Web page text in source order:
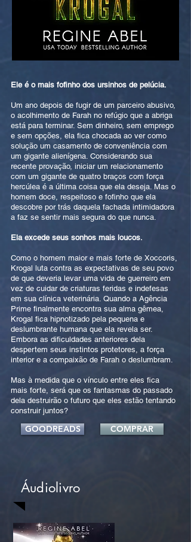
Ele é o mais fofinho dos ursinhos de pelúcia.
Um ano depois de fugir de um parceiro abusivo,
o acolhimento de Farah no refúgio que a abriga
está para terminar. Sem dinheiro, sem emprego
e sem opções, ela fica chocada ao ver como
solução um casamento de conveniência com
um gigante alienígena. Considerando sua
recente provação, iniciar um relacionamento
com um gigante de quatro braços com força
hercúlea é a última coisa que ela deseja. Mas o
homem doce, respeitoso e fofinho que ela
descobre por trás daquela fachada intimidadora
a faz se sentir mais segura do que nunca.
Ela excede seus sonhos mais loucos.
Como o homem maior e mais forte de Xoccoris,
Krogal luta contra as expectativas de seu povo
de que deveria levar uma vida de guerreiro em
vez de cuidar de criaturas feridas e indefesas
em sua clínica veterinária. Quando a Agência
Prime finalmente encontra sua alma gêmea,
Krogal fica hipnotizado pela pequena e
deslumbrante humana que ela revela ser.
Embora as dificuldades anteriores dela
despertem seus instintos protetores, a força
interior e a compaixão de Farah o deslumbram.
Mas à medida que o vínculo entre eles fica
mais forte, será que os fantasmas do passado
dela destruirão o futuro que eles estão tentando
construir juntos?
GOODREADS COMPRAR
Áudiolivro